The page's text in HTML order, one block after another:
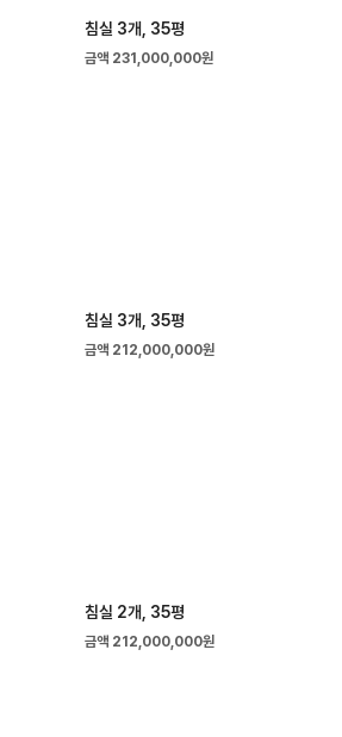
침실 3개, 35평
금액 231,000,000원
침실 3개, 35평
금액 212,000,000원
침실 2개, 35평
금액 212,000,000원